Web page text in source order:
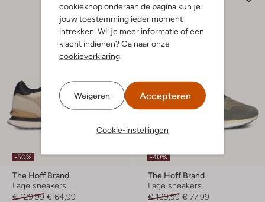
cookieknop onderaan de pagina kun je
jouw toestemming ieder moment
intrekken. Wil je meer informatie of een
klacht indienen? Ga naar onze
cookieverklaring.
Weigeren Accepteren
Cookie-instellingen
-50%
The Hoff Brand
Lage sneakers
€ 129,99 € 64,99
-40%
The Hoff Brand
Lage sneakers
€ 129,99 € 77,99